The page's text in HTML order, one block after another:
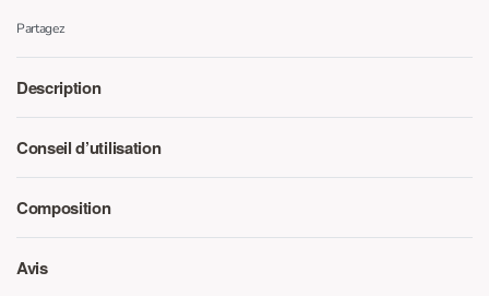
Partagez
Description
Conseil d’utilisation
Composition
Avis